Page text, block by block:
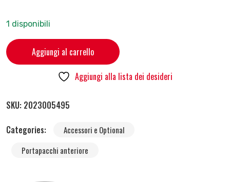
1 disponibili
Aggiungi al carrello
Aggiungi alla lista dei desideri
SKU: 2023005495
Categories:
Accessori e Optional
Portapacchi anteriore